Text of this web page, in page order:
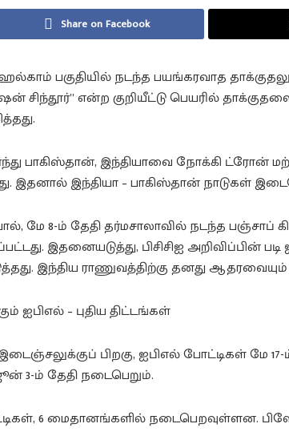
Share on Facebook
பகுதியில் நடந்த பயங்கரவாத
சிந்தூர்” என்ற குறியீட்டு பெயரில்
பாகிஸ்தான், இந்தியாவை நோக்கி ட்ரோன்
இதனால் இந்தியா – பாகிஸ்தான் நாடுகள்
மே 8-ம் தேதி தர்மசாலாவில் நடந்த பஞ்சாப்
இதனையடுத்து, பிசிசிஐ அறிவிப்பின்
இந்திய ராணுவத்திற்கு தனது ஆதரவையும்
ஐபிஎல் – புதிய திட்டங்கள்
பிறகு, ஐபிஎல் போட்டிகள் மே
3-ம் தேதி நடைபெறும்.
6 மைதானங்களில் நடைபெறவுள்ளன.